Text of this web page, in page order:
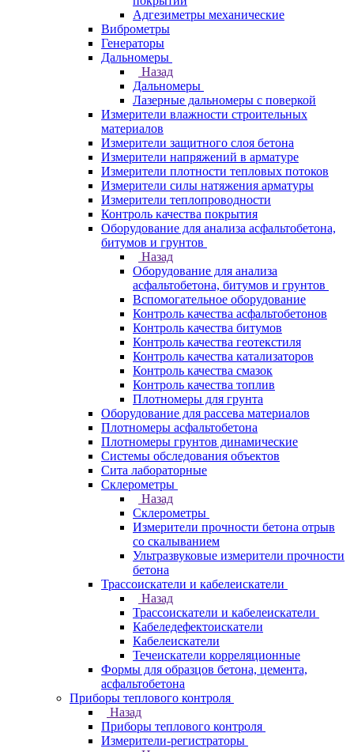
Адгезиметры механические
Виброметры
Генераторы
Дальномеры
Назад
Дальномеры
Лазерные дальномеры с поверкой
Измерители влажности строительных
материалов
Измерители защитного слоя бетона
Измерители напряжений в арматуре
Измерители плотности тепловых потоков
Измерители силы натяжения арматуры
Измерители теплопроводности
Контроль качества покрытия
Оборудование для анализа асфальтобетона,
битумов и грунтов
Назад
Оборудование для анализа
асфальтобетона, битумов и грунтов
Вспомогательное оборудование
Контроль качества асфальтобетонов
Контроль качества битумов
Контроль качества геотекстиля
Контроль качества катализаторов
Контроль качества смазок
Контроль качества топлив
Плотномеры для грунта
Оборудование для рассева материалов
Плотномеры асфальтобетона
Плотномеры грунтов динамические
Системы обследования объектов
Сита лабораторные
Склерометры
Назад
Склерометры
Измерители прочности бетона отрыв
со скалыванием
Ультразвуковые измерители прочности
бетона
Трассоискатели и кабелеискатели
Назад
Трассоискатели и кабелеискатели
Кабеледефектоискатели
Кабелеискатели
Течеискатели корреляционные
Формы для образцов бетона, цемента,
асфальтобетона
Приборы теплового контроля
Назад
Приборы теплового контроля
Измерители-регистраторы